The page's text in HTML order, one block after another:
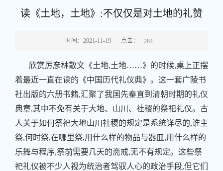
读《土地，土地》:不仅仅是对土地的礼赞
时间：2021-11-19 点击： 284
欣赏厉彦林散文《土地,土地……》的时候,桌上正摆
着最近一直在读的《中国历代礼仪典》。这一套广陵书
社出版的六册书籍,汇聚了我国先秦直到清朝时期的礼仪
典章,其中不免有关于大地、山川、社稷的祭祀礼仪。古
人关于如何祭祀大地山川社稷的规定是系统详尽的,谁主
祭,何时祭,在哪里祭,用什么样的物品与器皿,用什么样的
乐舞与程序,祭前需要几天的斋戒,无不有规定。这些祭
祀礼仪被不少人视为统治者驾驭人心的政治手段,但它们